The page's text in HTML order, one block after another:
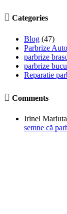
 Categories
Blog (47)
Parbrize
parbrize
parbrize
Reparatie
 Comments
Irinel Mariuta
semne că